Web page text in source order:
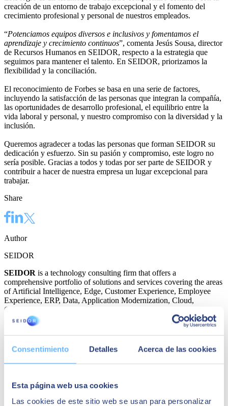
Consentimiento Detalles Acerca de las cookies
Esta página web usa cookies
Las cookies de este sitio web se usan para personalizar
creación de un entorno de trabajo excepcional y el fomento del
crecimiento profesional y personal de nuestros empleados.
“Potenciamos equipos diversos e inclusivos y fomentamos el
aprendizaje y crecimiento continuos”, comenta Jesús Sousa, director
de Recursos Humanos en SEIDOR, respecto a la estrategia que
seguimos para mantener el talento. En SEIDOR, priorizamos la
flexibilidad y la conciliación.
El reconocimiento de Forbes se basa en una serie de factores,
incluyendo la satisfacción de las personas que integran la compañía,
las oportunidades de desarrollo profesional, el equilibrio entre la
vida laboral y personal, y nuestro compromiso con la diversidad y la
inclusión.
Queremos agradecer a todas las personas que forman SEIDOR su
dedicación y esfuerzo. Sin su pasión y compromiso, este logro no
sería posible. Gracias a todos y todas por ser parte de SEIDOR y
contribuir a hacer de nuestra empresa un lugar excepcional para
trabajar.
Share
Author
SEIDOR
SEIDOR is a technology consulting firm that offers a
comprehensive portfolio of solutions and services covering the areas
of Artificial Intelligence, Edge, Customer Experience, Employee
Experience, ERP, Data, Application Modernization, Cloud,
Connectivity and Cybersecurity.
With a turnover of 1.125 billion euros in fiscal year 2024 and a
workforce of more than 10,000 highly qualified professionals,
SEIDOR has a direct presence in 45 countries in Europe, Latin
America, the United States, the Middle East, Africa and Asia.
SEIDOR is a partner of the main technological leaders.
Quizá te puede interesar